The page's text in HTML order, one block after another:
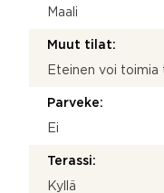
Maali
Muut tilat:
Eteinen voi toimia
Parveke:
Ei
Terassi:
Kyllä